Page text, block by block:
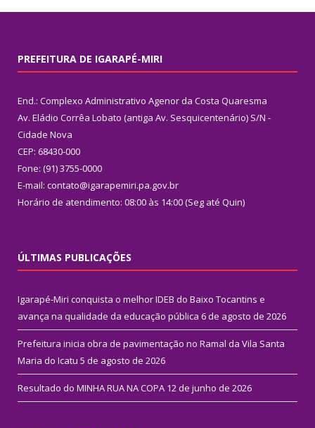
PREFEITURA DE IGARAPÉ-MIRI
End.: Complexo Administrativo Agenor da Costa Quaresma
Av. Eládio Corrêa Lobato (antiga Av. Sesquicentenário) S/N -
Cidade Nova
CEP: 68430-000
Fone: (91) 3755-0000
E-mail: contato@igarapemiri.pa.gov.br
Horário de atendimento: 08:00 às 14:00 (Seg até Quin)
ÚLTIMAS PUBLICAÇÕES
Igarapé-Miri conquista o melhor IDEB do Baixo Tocantins e
avança na qualidade da educação pública 6 de agosto de 2026
Prefeitura inicia obra de pavimentação no Ramal da Vila Santa
Maria do Icatu 5 de agosto de 2026
Resultado do MINHA RUA NA COPA 12 de junho de 2026